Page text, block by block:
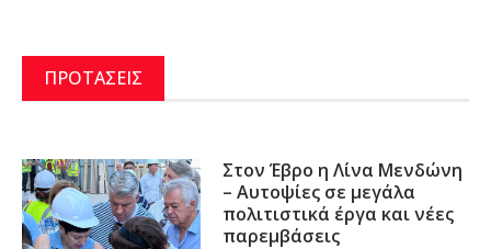
ΠΡΟΤΑΣΕΙΣ
Στον Έβρο η Λίνα Μενδώνη
– Αυτοψίες σε μεγάλα
πολιτιστικά έργα και νέες
παρεμβάσεις